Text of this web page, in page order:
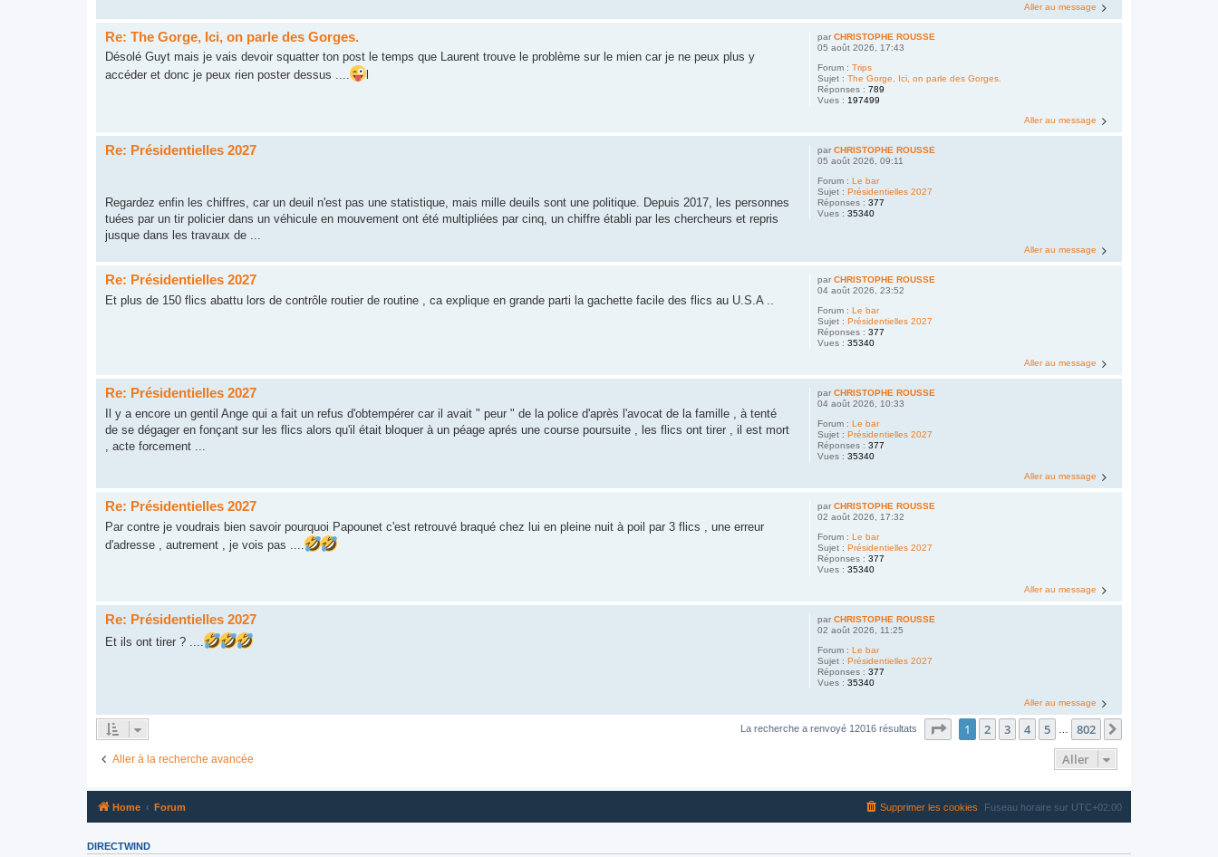
Aller au message
parCHRISTOPHE ROUSSE
05 août 2026, 17:43
Forum :Trips
Sujet :The Gorge, Ici, on parle des Gorges.
Réponses :789
Vues : 197499
Re: The Gorge, Ici, on parle des Gorges.
Désolé Guyt mais je vais devoir squatter ton post le temps que Laurent trouve le problème sur le mien car je ne peux plus y
accéder et donc je peux rien poster dessus ....
Aller au message
parCHRISTOPHE ROUSSE
05 août 2026, 09:11
Forum :Le bar
Sujet :Présidentielles 2027
Réponses :377
Vues :35340
Re: Présidentielles 2027
Regardez enfin les chiffres, car un deuil n'est pas une statistique, mais mille deuils sont une politique. Depuis 2017, les personnes
tuées par un tir policier dans un véhicule en mouvement ont été multipliées par cinq, un chiffre établi par les chercheurs et repris
jusque dans les travaux de ...
Aller au message
parCHRISTOPHE ROUSSE
04 août 2026, 23:52
Forum :Le bar
Sujet :Présidentielles 2027
Réponses :377
Vues :35340
Re: Présidentielles 2027
Et plus de 150 flics abattu lors de contrôle routier de routine , ca explique en grande parti la gachette facile des flics au U.S.A ..
Aller au message
parCHRISTOPHE ROUSSE
04 août 2026, 10:33
Forum :Le bar
Sujet :Présidentielles 2027
Réponses :377
Vues :35340
Re: Présidentielles 2027
Il y a encore un gentil Ange qui a fait un refus d'obtempérer car il avait " peur " de la police d'après l'avocat de la famille , à tenté
de se dégager en fonçant sur les flics alors qu'il était bloquer à un péage aprés une course poursuite , les flics ont tirer , il est mort
, acte forcement ...
Aller au message
parCHRISTOPHE ROUSSE
02 août 2026, 17:32
Forum :Le bar
Sujet :Présidentielles 2027
Réponses :377
Vues :35340
Re: Présidentielles 2027
Par contre je voudrais bien savoir pourquoi Papounet c'est retrouvé braqué chez lui en pleine nuit à poil par 3 flics , une erreur
d'adresse , autrement , je vois pas ....
Aller au message
parCHRISTOPHE ROUSSE
02 août 2026, 11:25
Forum :Le bar
Sujet :Présidentielles 2027
Réponses :377
Vues :35340
Re: Présidentielles 2027
Et ils ont tirer ? ....
Aller au message
La recherche a renvoyé 12016 résultats Page sur802
1 2 3 4 5 802
Aller à la recherche avancée Aller
Home Forum Fuseau horaire sur UTC+02:00
Supprimer les cookies
DIRECTWIND